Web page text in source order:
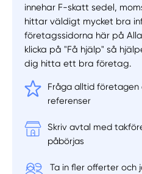
innehar F-skatt sedel,
hittar väldigt mycket bra
företagssidorna här på
klicka på "Få hjälp" så
dig hitta ett bra företag.
Fråga alltid
referenser
Skriv avtal med
påbörjas
Ta in fler offerter och